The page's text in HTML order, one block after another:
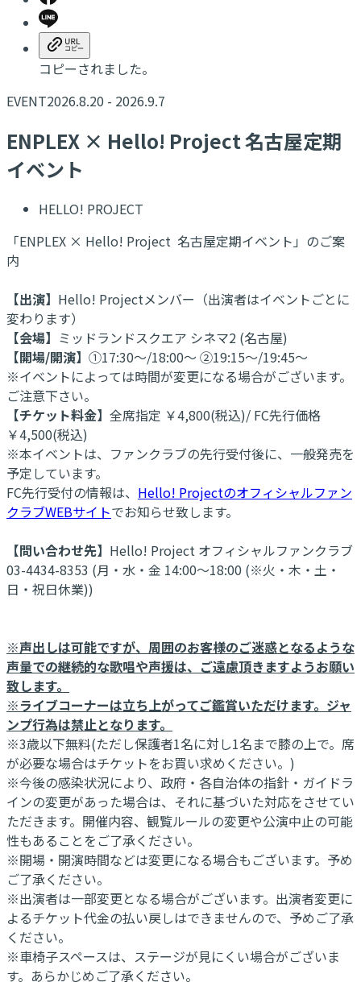
コピーされました。
EVENT2026.8.20 - 2026.9.7
ENPLEX × Hello! Project 名古屋定期
イベント
HELLO! PROJECT
「ENPLEX × Hello! Project 名古屋定期イベント」のご案
内
【出演】 Hello! Projectメンバー（出演者はイベントごとに
変わります）
【会場】 ミッドランドスクエア シネマ2 (名古屋)
【開場/開演】 ①17:30～/18:00～ ②19:15～/19:45～
※イベントによっては時間が変更になる場合がございます。
ご注意下さい。
【チケット料金】 全席指定 ￥4,800(税込)/ FC先行価格
￥4,500(税込)
※本イベントは、ファンクラブの先行受付後に、一般発売を
予定しています。
FC先行受付の情報は、 Hello! Projectのオフィシャルファン
クラブWEBサイトでお知らせ致します。
【問い合わせ先】 Hello! Project オフィシャルファンクラブ
03-4434-8353 (月・水・金 14:00～18:00 (※火・木・土・
日・祝日休業))
※声出しは可能ですが、周囲のお客様のご迷惑となるような
声量での継続的な歌唱や声援は、ご遠慮頂きますようお願い
致します。
※ライブコーナーは立ち上がってご鑑賞いただけます。ジャ
ンプ行為は禁止となります。
※3歳以下無料(ただし保護者1名に対し1名まで膝の上で。席
が必要な場合はチケットをお買い求めください。)
※今後の感染状況により、政府・各自治体の指針・ガイドラ
インの変更があった場合は、それに基づいた対応をさせてい
ただきます。開催内容、観覧ルールの変更や公演中止の可能
性もあることをご了承ください。
※開場・開演時間などは変更になる場合もございます。予め
ご了承ください。
※出演者は一部変更となる場合がございます。出演者変更に
よるチケット代金の払い戻しはできませんので、予めご了承
ください。
※車椅子スペースは、ステージが見にくい場合がございま
す。あらかじめご了承ください。